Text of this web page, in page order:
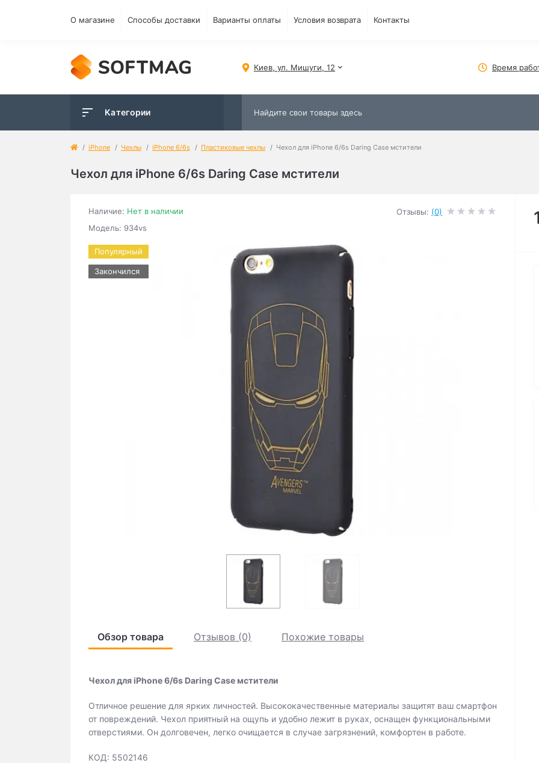
О магазине Способы доставки Варианты оплаты Условия возврата Контакты
Киев, ул. Мишуги, 12 Время
Категории
iPhone Чехлы iPhone 6/6s Пластиковые чехлы Чехол для iPhone 6/6s Daring Case мстители
Чехол для iPhone 6/6s Daring Case мстители
Наличие: Нет в наличии
Модель: 934vs
Отзывы: (0)
Популярный
Закончился
Обзор товара Отзывов (0) Похожие товары
Чехол для iPhone 6/6s Daring Case мстители
Отличное решение для ярких личностей. Высококачественные материалы защитят ваш смартфон
от повреждений. Чехол приятный на ощупь и удобно лежит в руках, оснащен функциональными
отверстиями. Он долговечен, легко очищается в случае загрязнений, комфортен в работе.
КОД: 5502146